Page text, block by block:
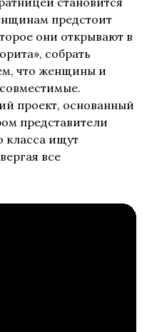
предстоит
они открывают в
собрать
что женщины и
проект, основанный
представители
класса ищут
все